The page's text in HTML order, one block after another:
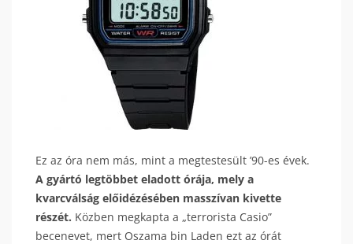
Ez az óra nem más, mint a megtestesült ’90-es évek.
A gyártó legtöbbet eladott órája, mely a
kvarcválság előidézésében masszívan kivette
részét. Közben megkapta a „terrorista Casio”
becenevet, mert Oszama bin Laden ezt az órát